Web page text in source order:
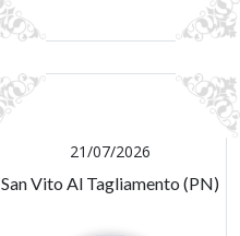
21/07/2026
San Vito Al Tagliamento (PN)